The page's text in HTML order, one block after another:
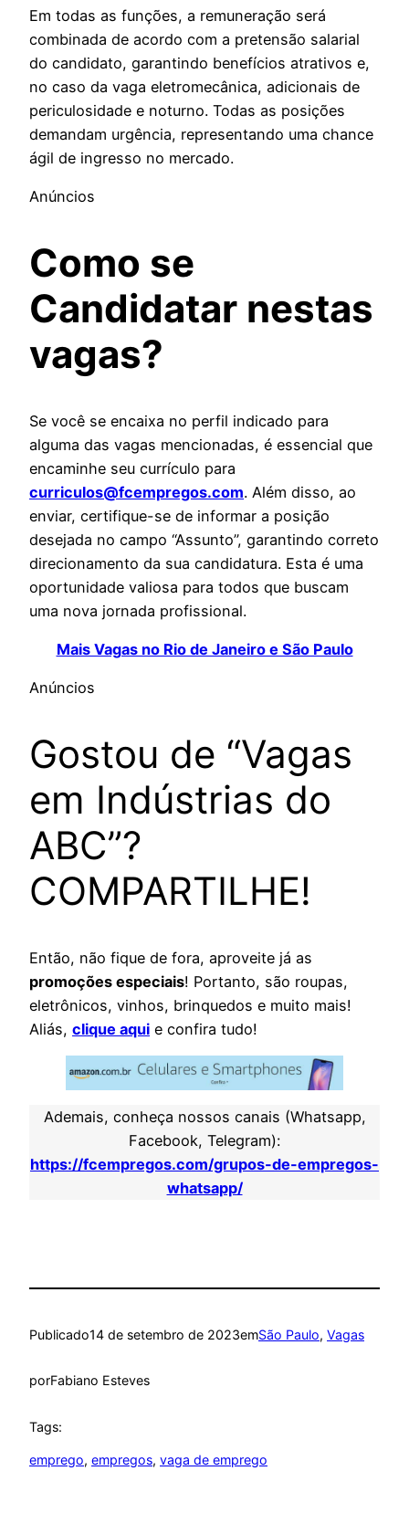
Em todas as funções, a remuneração será
combinada de acordo com a pretensão salarial
do candidato, garantindo benefícios atrativos e,
no caso da vaga eletromecânica, adicionais de
periculosidade e noturno. Todas as posições
demandam urgência, representando uma chance
ágil de ingresso no mercado.
Anúncios
Como se
Candidatar nestas
vagas?
Se você se encaixa no perfil indicado para
alguma das vagas mencionadas, é essencial que
encaminhe seu currículo para
curriculos@fcempregos.com. Além disso, ao
enviar, certifique-se de informar a posição
desejada no campo “Assunto”, garantindo correto
direcionamento da sua candidatura. Esta é uma
oportunidade valiosa para todos que buscam
uma nova jornada profissional.
Mais Vagas no Rio de Janeiro e São Paulo
Anúncios
Gostou de “Vagas
em Indústrias do
ABC”?
COMPARTILHE!
Então, não fique de fora, aproveite já as
promoções especiais! Portanto, são roupas,
eletrônicos, vinhos, brinquedos e muito mais!
Aliás, clique aqui e confira tudo!
Ademais, conheça nossos canais (Whatsapp,
Facebook, Telegram):
https://fcempregos.com/grupos-de-empregos-
whatsapp/
Publicado14 de setembro de 2023emSão Paulo, Vagas
porFabiano Esteves
Tags:
emprego, empregos, vaga de emprego